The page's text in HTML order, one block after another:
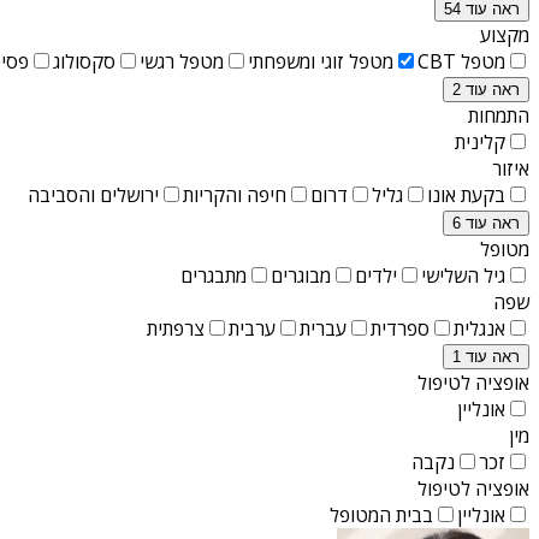
ראה עוד 54
מקצוע
מטפל CBT
מטפל זוגי ומשפחתי מטפל רגשי סקסולוג
ראה עוד 2
התמחות
קלינית
איזור
בקעת אונו
גליל דרום חיפה והקריות ירושלים והסביבה
ראה עוד 6
מטופל
גיל השלישי
ילדים מבוגרים
מתבגרים
שפה
אנגלית
ספרדית עברית ערבית צרפתית
ראה עוד 1
אופציה לטיפול
אונליין
מין
זכר
נקבה
אופציה לטיפול
אונליין
בבית המטופל